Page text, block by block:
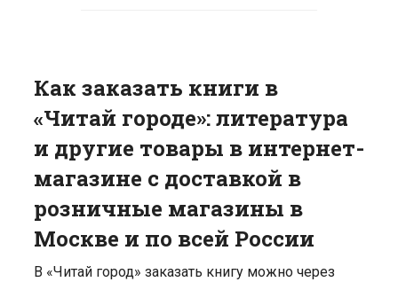
Как заказать книги в
«Читай городе»: литература
и другие товары в интернет-
магазине с доставкой в
розничные магазины в
Москве и по всей России
В «Читай город» заказать книгу можно через